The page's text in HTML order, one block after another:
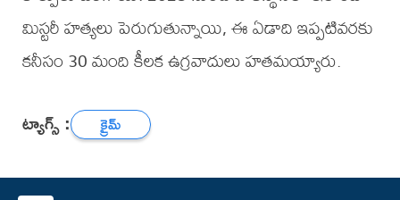
మిస్టరీ హత్యలు పెరుగుతున్నాయి, ఈ ఏడాది ఇప్పటివరకు
కనీసం 30 మంది కీలక ఉగ్రవాదులు హతమయ్యారు.
ట్యాగ్స్ : క్రైమ్